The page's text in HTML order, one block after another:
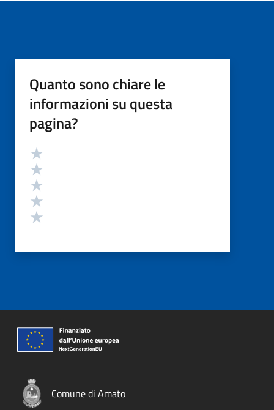
Quanto sono chiare le
informazioni su questa
pagina?
Valutazione
Comune di Amato